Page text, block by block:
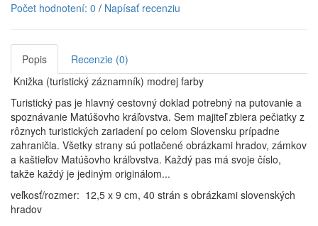
Počet hodnotení: 0 / Napísať recenziu
Popis
Recenzie (0)
Knižka (turistický záznamník) modrej farby
Turistický pas je hlavný cestovný doklad potrebný na putovanie a
spoznávanie Matúšovho kráľovstva. Sem majiteľ zbiera pečiatky z
rôznych turistických zariadení po celom Slovensku prípadne
zahraničia. Všetky strany sú potlačené obrázkami hradov, zámkov
a kaštieľov Matúšovho kráľovstva. Každý pas má svoje číslo,
takže každý je jediným originálom...
veľkosť/rozmer: 12,5 x 9 cm, 40 strán s obrázkami slovenských
hradov